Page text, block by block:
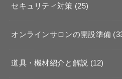
セキュリティ対策 (25)
オンラインサロンの開設準備
道具・機材紹介と解説 (12)